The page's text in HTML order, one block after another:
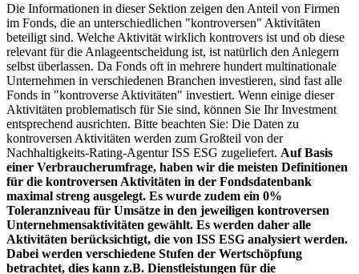
Die Informationen in dieser Sektion zeigen den Anteil von Firmen
im Fonds, die an unterschiedlichen "kontroversen" Aktivitäten
beteiligt sind. Welche Aktivität wirklich kontrovers ist und ob diese
relevant für die Anlageentscheidung ist, ist natürlich den Anlegern
selbst überlassen. Da Fonds oft in mehrere hundert multinationale
Unternehmen in verschiedenen Branchen investieren, sind fast alle
Fonds in "kontroverse Aktivitäten" investiert. Wenn einige dieser
Aktivitäten problematisch für Sie sind, können Sie Ihr Investment
entsprechend ausrichten. Bitte beachten Sie: Die Daten zu
kontroversen Aktivitäten werden zum Großteil von der
Nachhaltigkeits-Rating-Agentur ISS ESG zugeliefert. Auf Basis
einer Verbraucherumfrage, haben wir die meisten Definitionen
für die kontroversen Aktivitäten in der Fondsdatenbank
maximal streng ausgelegt. Es wurde zudem ein 0%
Toleranzniveau für Umsätze in den jeweiligen kontroversen
Unternehmensaktivitäten gewählt. Es werden daher alle
Aktivitäten berücksichtigt, die von ISS ESG analysiert werden.
Dabei werden verschiedene Stufen der Wertschöpfung
betrachtet, dies kann z.B. Dienstleistungen für die